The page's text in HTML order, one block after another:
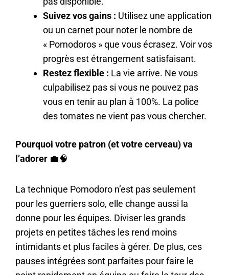
Suivez vos gains : Utilisez une application
ou un carnet pour noter le nombre de
« Pomodoros » que vous écrasez. Voir vos
progrès est étrangement satisfaisant.
Restez flexible : La vie arrive. Ne vous
culpabilisez pas si vous ne pouvez pas
vous en tenir au plan à 100%. La police
des tomates ne vient pas vous chercher.
Pourquoi votre patron (et votre cerveau) va
l’adorer 💼🧠
La technique Pomodoro n’est pas seulement
pour les guerriers solo, elle change aussi la
donne pour les équipes. Diviser les grands
projets en petites tâches les rend moins
intimidants et plus faciles à gérer. De plus, ces
pauses intégrées sont parfaites pour faire le